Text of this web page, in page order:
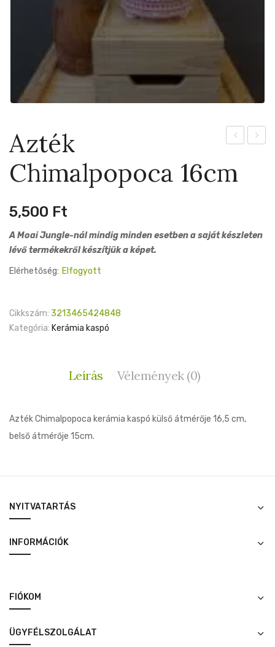
Azték
Chimalpopoca 16cm
5,500 Ft
A Moai Jungle-nál mindig minden esetben a saját készleten
lévő termékekről készítjük a képet.
Elérhetőség: Elfogyott
Cikkszám: 3213465424848
Kategória: Kerámia kaspó
Leírás Vélemények (0)
Azték Chimalpopoca kerámia kaspó külső átmérője 16,5 cm,
belső átmérője 15cm.
NYITVATARTÁS
INFORMÁCIÓK
FIÓKOM
ÜGYFÉLSZOLGÁLAT